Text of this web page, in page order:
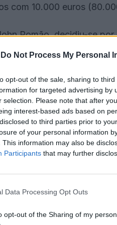
Do Not Process My Personal
opt-out of the sale, sharing to
for targeted advertising by
selection. Please note that after
interest-based ads based on
to third parties prior to
of your personal information
This information may also be
Participants that may further
Data Processing Opt Outs
opt-out of the Sharing of my
com 10.000 euros
Romão, decidiu-se
dos 33 projetos
Celina da Piedade ou o
James também fizeram
de Live Arts
Navarro, diretor da
“A Nossa Vez”
orçamental de